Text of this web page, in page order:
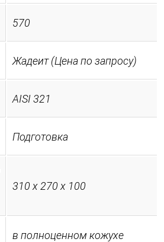
570
Жадеит (Цена по запросу)
AISI 321
Подготовка
310 х 270 х 100
в полноценном кожухе